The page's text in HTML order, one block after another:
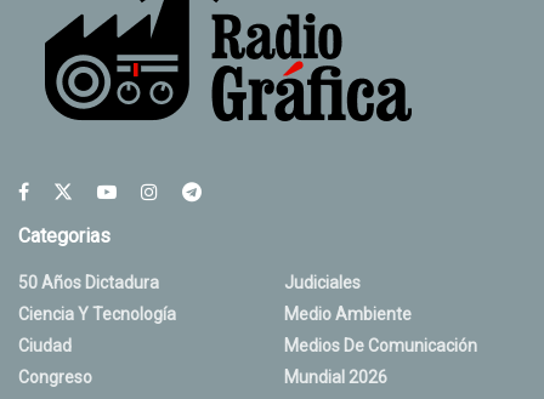
Categorias
50 Años Dictadura
Ciencia Y Tecnología
Ciudad
Congreso
Judiciales
Medio Ambiente
Medios De Comunicación
Mundial 2026